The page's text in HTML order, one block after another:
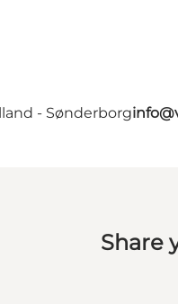
- Sønderborg
Share